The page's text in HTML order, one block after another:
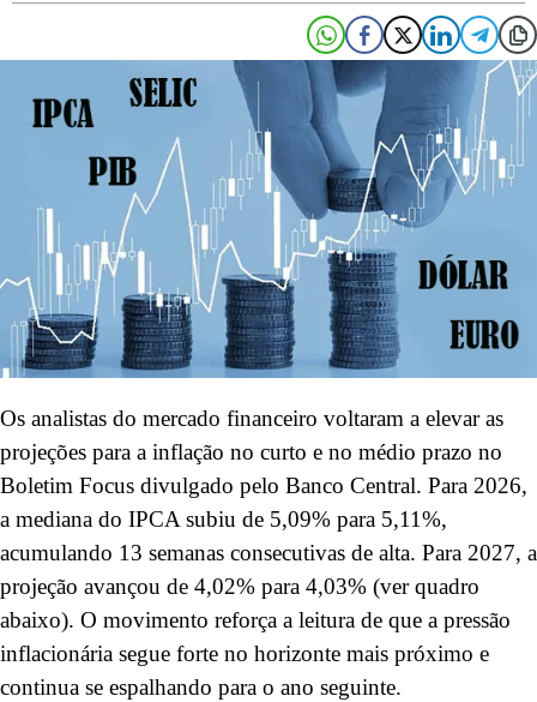
Os analistas do mercado financeiro voltaram a elevar as
projeções para a inflação no curto e no médio prazo no
Boletim Focus divulgado pelo Banco Central. Para 2026,
a mediana do IPCA subiu de 5,09% para 5,11%,
acumulando 13 semanas consecutivas de alta. Para 2027, a
projeção avançou de 4,02% para 4,03% (ver quadro
abaixo). O movimento reforça a leitura de que a pressão
inflacionária segue forte no horizonte mais próximo e
continua se espalhando para o ano seguinte.